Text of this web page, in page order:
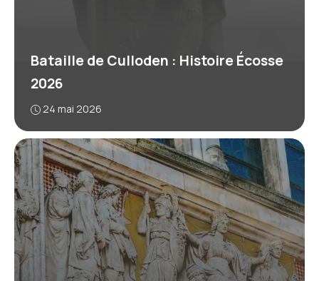
Bataille de Culloden : Histoire Écosse
2026
24 mai 2026